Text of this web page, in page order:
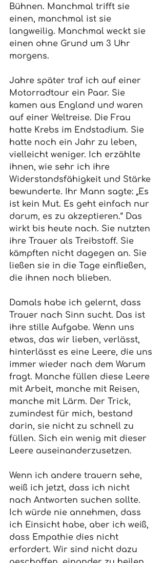
Bühnen. Manchmal trifft sie
einen, manchmal ist sie
langweilig. Manchmal weckt sie
einen ohne Grund um 3 Uhr
morgens.
Jahre später traf ich auf einer
Motorradtour ein Paar. Sie
kamen aus England und waren
auf einer Weltreise. Die Frau
hatte Krebs im Endstadium. Sie
hatte noch ein Jahr zu leben,
vielleicht weniger. Ich erzählte
ihnen, wie sehr ich ihre
Widerstandsfähigkeit und Stärke
bewunderte. Ihr Mann sagte: „Es
ist kein Mut. Es geht einfach nur
darum, es zu akzeptieren.“ Das
wirkt bis heute nach. Sie nutzten
ihre Trauer als Treibstoff. Sie
kämpften nicht dagegen an. Sie
ließen sie in die Tage einfließen,
die ihnen noch blieben.
Damals habe ich gelernt, dass
Trauer nach Sinn sucht. Das ist
ihre stille Aufgabe. Wenn uns
etwas, das wir lieben, verlässt,
hinterlässt es eine Leere, die uns
immer wieder nach dem Warum
fragt. Manche füllen diese Leere
mit Arbeit, manche mit Reisen,
manche mit Lärm. Der Trick,
zumindest für mich, bestand
darin, sie nicht zu schnell zu
füllen. Sich ein wenig mit dieser
Leere auseinanderzusetzen.
Wenn ich andere trauern sehe,
weiß ich jetzt, dass ich nicht
nach Antworten suchen sollte.
Ich würde nie annehmen, dass
ich Einsicht habe, aber ich weiß,
dass Empathie dies nicht
erfordert. Wir sind nicht dazu